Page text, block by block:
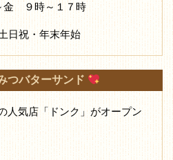
９時～１７時
日祝・年末年始
つバターサンド
人気店「ドンク」がオープン